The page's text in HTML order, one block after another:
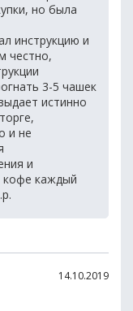
но была
инструкцию и
честно,
3-5 чашек
истинно
и не
и
кофе каждый
14.10.2019